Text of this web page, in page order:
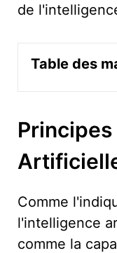
de
Table des
Comme
l'intelligence
comme la